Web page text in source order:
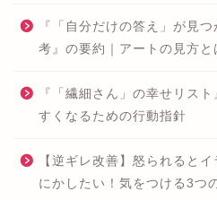
『「自分だけの答え」が見
考』の要約｜アートの見方と
『「繊細さん」の幸せリス
すくなるための行動指針
【逆ギレ改善】怒られると
にかしたい！気をつける3つ